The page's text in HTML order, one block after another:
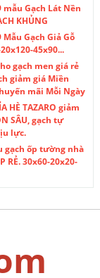
mẫu Gạch Lát Nền
KHỦNG
Mẫu Gạch Giả Gỗ
45x90...
gạch men giá rẻ
giảm giá Miền
mãi Mỗi Ngày
HÈ TAZARO giảm
SÂU, gạch tự
lực.
gạch ốp tường nhà
RẺ. 30x60-20x20-